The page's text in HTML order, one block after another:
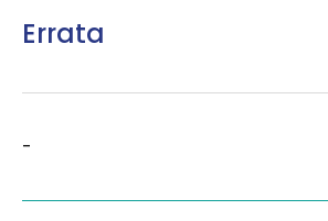
Errata
-